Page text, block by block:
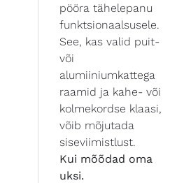
pööra tähelepanu
funktsionaalsusele.
See, kas valid puit-
või
alumiiniumkattega
raamid ja kahe- või
kolmekordse klaasi,
võib mõjutada
siseviimistlust.
Kui mõõdad oma
uksi.